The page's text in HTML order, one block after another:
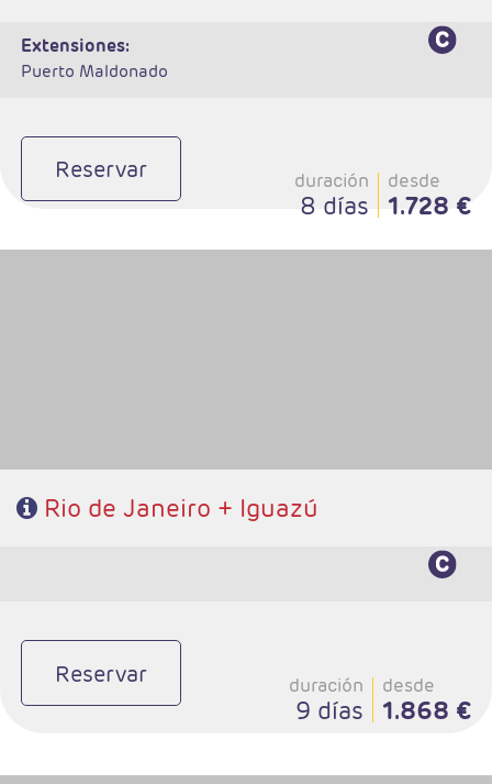
extensiones:
Puerto Maldonado
Reservar duración
8 días
desde
1.728 €
Rio de Janeiro + Iguazú
Reservar duración
9 días
desde
1.868 €